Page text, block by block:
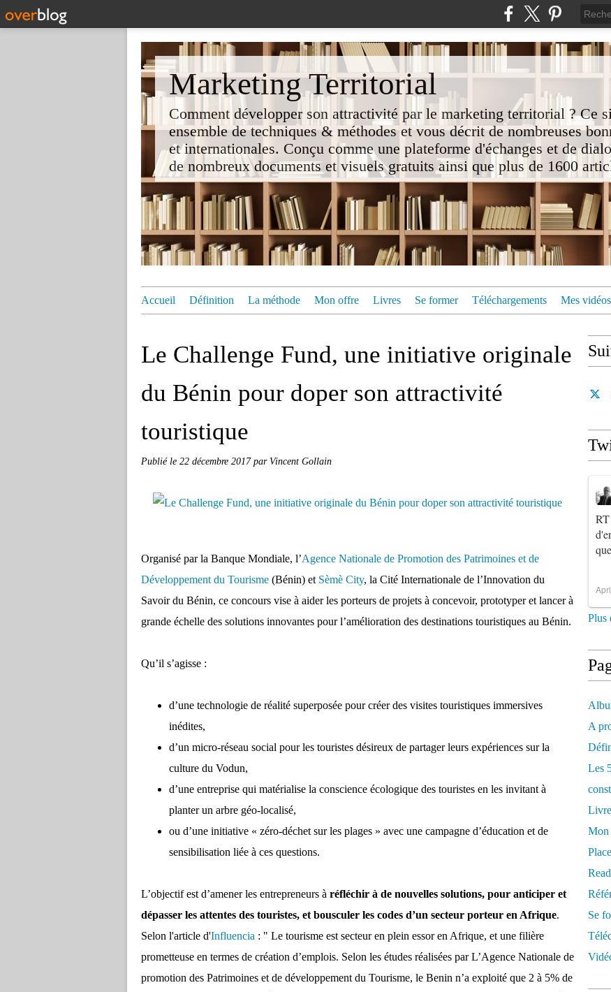
Marketing Territorial
Comment développer son attractivité par le marketing territorial ? Ce
ensemble de techniques & méthodes et vous décrit de nombreuses
et internationales. Conçu comme une plateforme d'échanges et de
de nombreux documents et visuels gratuits ainsi que plus de 1600
Accueil Définition La méthode Mon offre Livres Se former Téléchargements Mes vidéos
Le Challenge Fund, une initiative originale
du Bénin pour doper son attractivité
touristique
Publié le 22 décembre 2017par Vincent Gollain
Organisé par la Banque Mondiale, l’Agence Nationale de Promotion des Patrimoines et de
Développement du Tourisme (Bénin) et Sèmè City, la Cité Internationale de l’Innovation du
Savoir du Bénin, ce concours vise à aider les porteurs de projets à concevoir, prototyper et lancer à
grande échelle des solutions innovantes pour l’amélioration des destinations touristiques au Bénin.
Qu’il s’agisse :
d’une technologie de réalité superposée pour créer des visites touristiques immersives
inédites,
d’un micro-réseau social pour les touristes désireux de partager leurs expériences sur la
culture du Vodun,
d’une entreprise qui matérialise la conscience écologique des touristes en les invitant à
planter un arbre géo-localisé,
ou d’une initiative « zéro-déchet sur les plages » avec une campagne d’éducation et de
sensibilisation liée à ces questions.
L’objectif est d’amener les entrepreneurs à réfléchir à de nouvelles solutions, pour anticiper et
dépasser les attentes des touristes, et bousculer les codes d’un secteur porteur en Afrique.
Selon l'article d'Influencia : " Le tourisme est secteur en plein essor en Afrique, et une filière
prometteuse en termes de création d’emplois. Selon les études réalisées par L’Agence Nationale de
promotion des Patrimoines et de développement du Tourisme, le Benin n’a exploité que 2 à 5% de
RT
Plus
A
Les
Mon
Se